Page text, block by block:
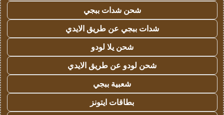
شحن شدات ببجي
شدات ببجي عن طريق الايدي
شحن يلا لودو
شحن لودو عن طريق الايدي
شعبية ببجي
بطاقات ايتونز